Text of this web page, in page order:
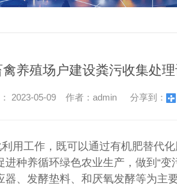
禽养殖场户建设粪污收集处
2023-05-09 作者：admin 分享到：
用工作，既可以通过有机肥替代
种养循环绿色农业生产，做到“
、发酵垫料、和厌氧发酵等为主